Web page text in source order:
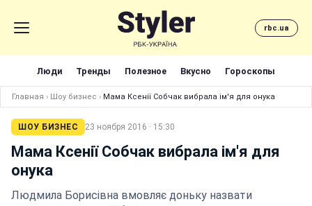
rbc.ua
Люди Тренды Полезное Вкусно Гороскопы
Главная › Шоу бизнес › Мама Ксенії Собчак вибрала ім'я для онука
ШОУ БИЗНЕС 23 ноября 2016 · 15:30
Мама Ксенії Собчак вибрала ім'я для
онука
Людмила Борисівна вмовляє доньку назвати